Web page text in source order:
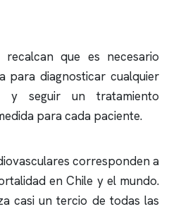
recalcan que es necesario
para diagnosticar cualquier
y seguir un tratamiento
para cada paciente.
corresponden a
en Chile y el mundo.
casi un tercio de todas las